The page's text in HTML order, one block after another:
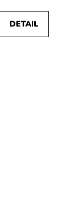
DETAIL